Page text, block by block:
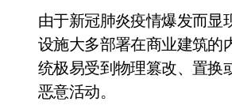
由于新冠肺炎疫情爆发而显
设施大多部署在商业建筑的
统极易受到物理篡改、置换
恶意活动。